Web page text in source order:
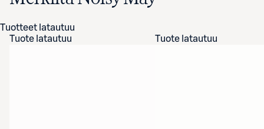
Tuotteet latautuu
Tuote latautuu
Tuote latautuu